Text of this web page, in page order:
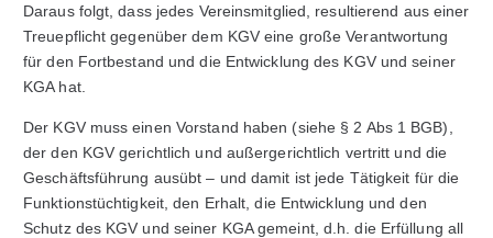
Daraus folgt, dass jedes Vereinsmitglied, resultierend aus einer
Treuepflicht gegenüber dem KGV eine große Verantwortung
für den Fortbestand und die Entwicklung des KGV und seiner
KGA hat.
Der KGV muss einen Vorstand haben (siehe § 2 Abs 1 BGB),
der den KGV gerichtlich und außergerichtlich vertritt und die
Geschäftsführung ausübt – und damit ist jede Tätigkeit für die
Funktionstüchtigkeit, den Erhalt, die Entwicklung und den
Schutz des KGV und seiner KGA gemeint, d.h. die Erfüllung all